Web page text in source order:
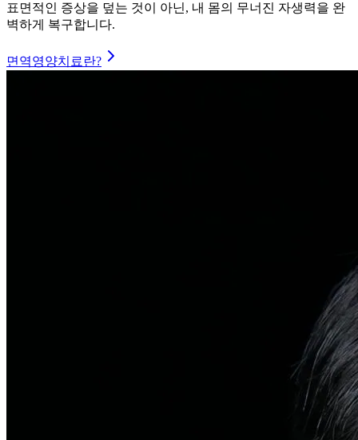
표면적인 증상을 덮는 것이 아닌, 내 몸의 무너진 자생력을 완
벽하게 복구합니다.
면역영양치료란?